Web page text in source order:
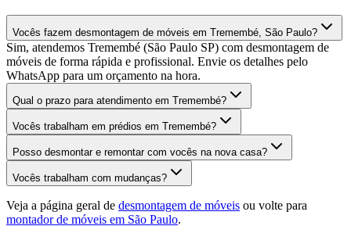
Vocês fazem desmontagem de móveis em Tremembé, São Paulo?
Sim, atendemos Tremembé (São Paulo SP) com desmontagem de
móveis de forma rápida e profissional. Envie os detalhes pelo
WhatsApp para um orçamento na hora.
Qual o prazo para atendimento em Tremembé?
Vocês trabalham em prédios em Tremembé?
Posso desmontar e remontar com vocês na nova casa?
Vocês trabalham com mudanças?
Veja a página geral de desmontagem de móveis ou volte para
montador de móveis em São Paulo.